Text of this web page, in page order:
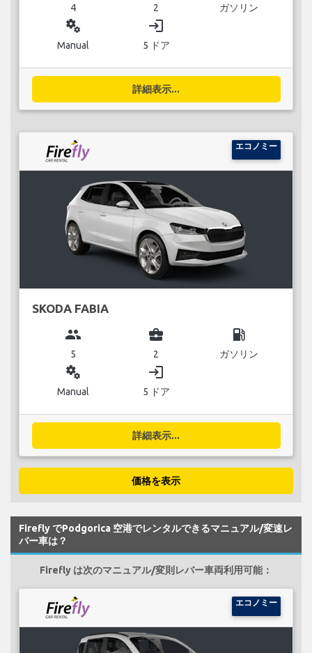
4 2 ガソリン
miscellaneous_services
Manual
login
5 ドア
詳細表示...
エコノミー
SKODA FABIA
group
5
business_center
2
local_gas_station
ガソリン
miscellaneous_services
Manual
login
5 ドア
詳細表示...
価格を表示
Firefly でPodgorica 空港でレンタルできるマニュアル/変速レ
バー車は？
Firefly は次のマニュアル/変則レバー車両利用可能：
エコノミー